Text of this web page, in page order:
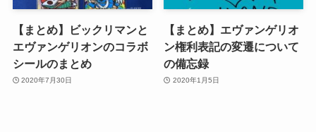
【まとめ】ビックリマンと
エヴァンゲリオンのコラボ
シールのまとめ
2020年7月30日
【まとめ】エヴァンゲリオ
ン権利表記の変遷について
の備忘録
2020年1月5日